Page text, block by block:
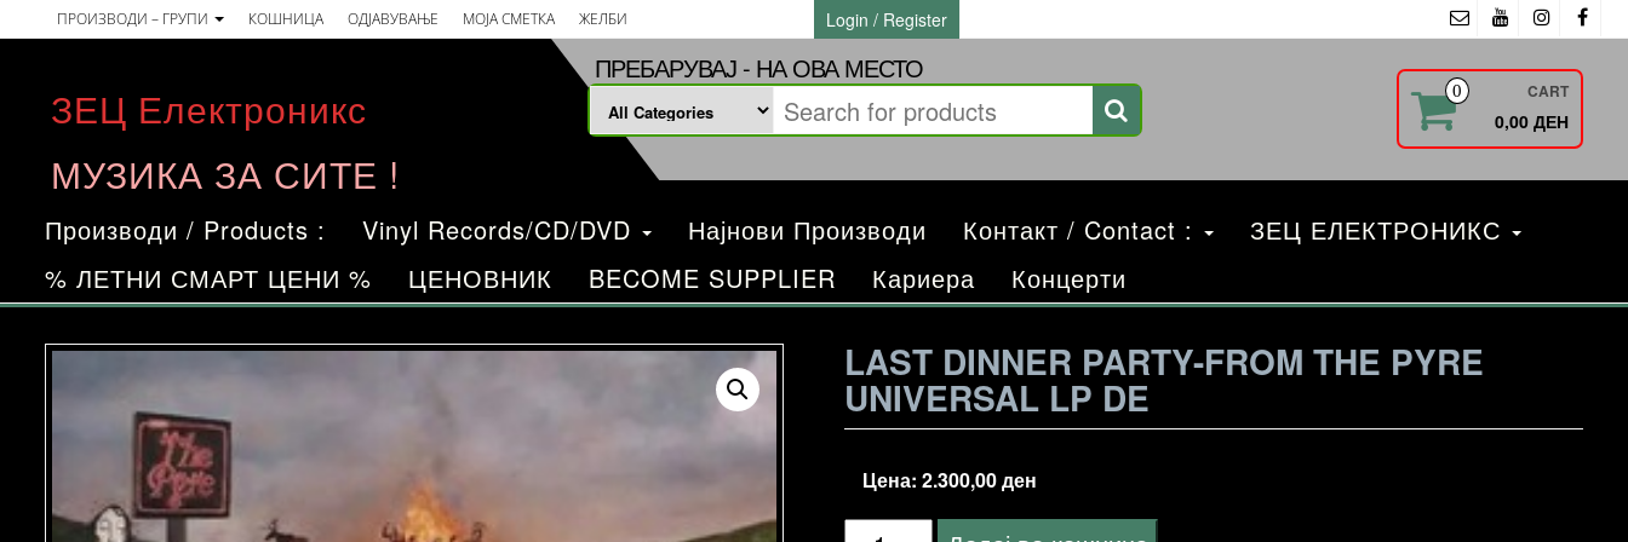
to
content
ПРОИЗВОДИ – ГРУПИ КОШНИЦА ОДЈАВУВАЊЕ МОЈА СМЕТКА ЖЕЛБИ Login / Register
ЗЕЦ Електроникс
МУЗИКА ЗА СИТЕ !
ПРЕБАРУВАЈ - НА ОВА МЕСТО
0 CART
0,00 ДЕН
Производи / Products : Vinyl Records/CD/DVD Најнови Производи Контакт / Contact :
ЗЕЦ ЕЛЕКТРОНИКС
% ЛЕТНИ СМАРТ ЦЕНИ %
ЦЕНОВНИК BECOME SUPPLIER Кариера Концерти
LAST DINNER PARTY-FROM THE PYRE
UNIVERSAL LP DE
Цена:2.300,00ден